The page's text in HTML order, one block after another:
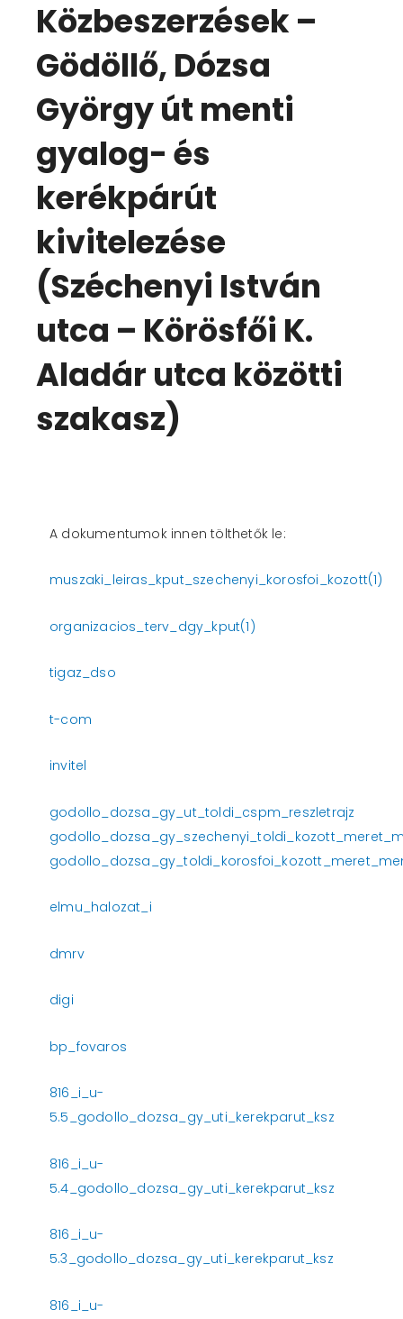
Közbeszerzések –
Gödöllő, Dózsa
György út menti
gyalog- és
kerékpárút
kivitelezése
(Széchenyi István
utca – Körösfői K.
Aladár utca közötti
szakasz)
A dokumentumok innen tölthetők le:
muszaki_leiras_kput_szechenyi_korosfoi_kozott(1)
organizacios_terv_dgy_kput(1)
tigaz_dso
t-com
invitel
godollo_dozsa_gy_ut_toldi_cspm_reszletrajz
elmu_halozat_i
dmrv
digi
bp_fovaros
816_i_u-
5.5_godollo_dozsa_gy_uti_kerekparut_ksz
816_i_u-
5.4_godollo_dozsa_gy_uti_kerekparut_ksz
816_i_u-
5.3_godollo_dozsa_gy_uti_kerekparut_ksz
816_i_u-